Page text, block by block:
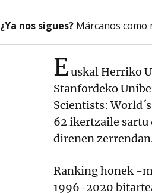
¿Ya nos sigues? Márcanos
Euskal Herriko
Stanfordeko
Scientists:
62 ikertzaile
direnen
Ranking honek -
1996-2020